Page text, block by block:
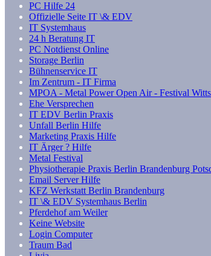
PC Hilfe 24
Offizielle Seite IT \& EDV
IT Systemhaus
24 h Beratung IT
PC Notdienst Online
Storage Berlin
Bühnenservice IT
Im Zentrum - IT Firma
MPOA - Metal Power Open Air - Festival
Ehe Versprechen
IT EDV Berlin Praxis
Unfall Berlin Hilfe
Marketing Praxis Hilfe
IT Ärger ? Hilfe
Metal Festival
Physiotherapie Praxis Berlin Brandenburg
Email Server Hilfe
KFZ Werkstatt Berlin Brandenburg
IT \& EDV Systemhaus Berlin
Pferdehof am Weiler
Keine Website
Login Computer
Traum Bad